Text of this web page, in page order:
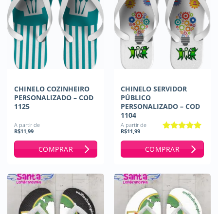
CHINELO COZINHEIRO
PERSONALIZADO – COD
1125
A partir de
R$11,99
COMPRAR
CHINELO SERVIDOR
PÚBLICO
PERSONALIZADO – COD
1104
A partir de
R$11,99
COMPRAR